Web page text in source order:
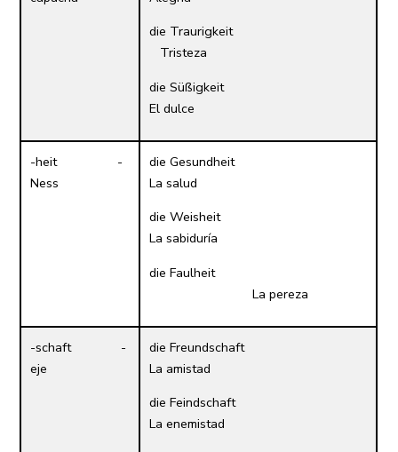
die Traurigkeit
Tristeza
die Süßigkeit
El dulce
-heit -
Ness
die Gesundheit
La salud
die Weisheit
La sabiduría
die Faulheit
La pereza
-schaft -
eje
die Freundschaft
La amistad
die Feindschaft
La enemistad